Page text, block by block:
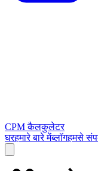
CPM कैलकुलेटर
घरहमारे बारे मेंब्लॉगहमसे